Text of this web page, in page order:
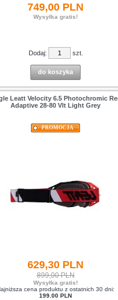
749,00 PLN
Wysyłka gratis!
Dodaj: szt.
do koszyka
Leatt Velocity 6.5 Photochromic
Adaptive 28-80 Vlt Light Grey
PROMOCJA
629,30 PLN
899,00 PLN
Wysyłka gratis!
cena produktu z ostatnich 30 dni:
199.00 PLN